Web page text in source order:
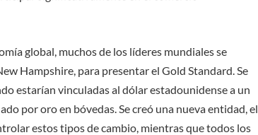
global, muchos de los líderes mundiales se
Hampshire, para presentar el Gold Standard. Se
estarían vinculadas al dólar estadounidense a un
por oro en bóvedas. Se creó una nueva entidad, el
estos tipos de cambio, mientras que todos los